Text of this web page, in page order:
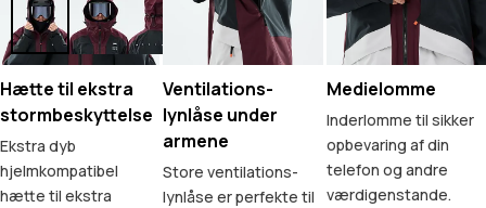
Hætte til ekstra
stormbeskyttelse
Ekstra dyb
hjelmkompatibel
hætte til ekstra
Ventilations-
lynlåse under
armene
Store ventilations-
lynlåse er perfekte til
Medielomme
Inderlomme til sikker
opbevaring af din
telefon og andre
værdigenstande.